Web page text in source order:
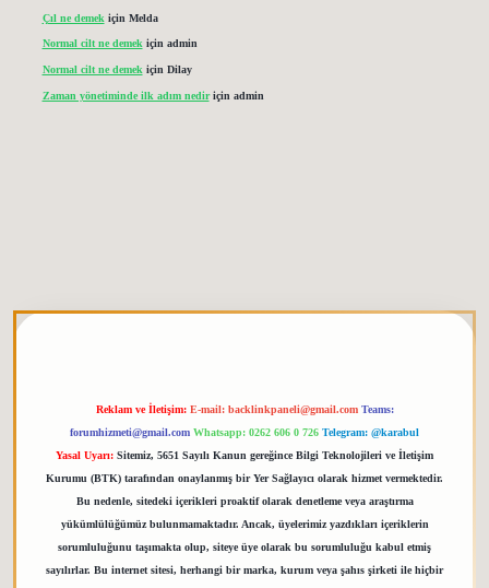
Çıl ne demek için Melda
Normal cilt ne demekiçin admin
Normal cilt ne demek için Dilay
Zaman yönetiminde ilk adım nediriçin admin
Reklam ve İletişim: E-mail: backlinkpaneli@gmail.com Teams:
forumhizmeti@gmail.com Whatsapp: 0262 606 0 726 Telegram: @karabul
Yasal Uyarı: Sitemiz, 5651 Sayılı Kanun gereğince Bilgi Teknolojileri ve İletişim
Kurumu (BTK) tarafından onaylanmış bir Yer Sağlayıcı olarak hizmet vermektedir.
Bu nedenle, sitedeki içerikleri proaktif olarak denetleme veya araştırma
yükümlülüğümüz bulunmamaktadır. Ancak, üyelerimiz yazdıkları içeriklerin
sorumluluğunu taşımakta olup, siteye üye olarak bu sorumluluğu kabul etmiş
sayılırlar. Bu internet sitesi, herhangi bir marka, kurum veya şahıs şirketi ile hiçbir